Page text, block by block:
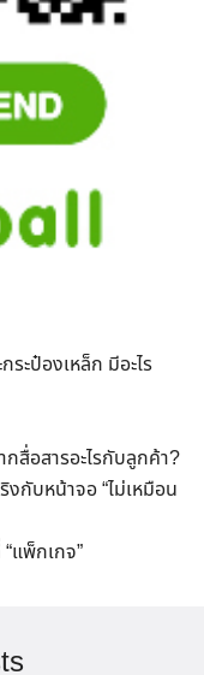
ะป๋องเหล็ก มีอะไร
อสารอะไรกับลูกค้า?
กับหน้าจอ “ไม่เหมือน
แพ็กเกจ”